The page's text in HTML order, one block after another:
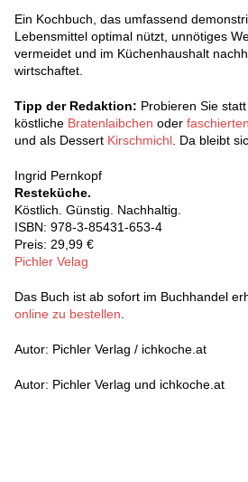
Ein Kochbuch, das umfassend
Lebensmittel optimal nützt, unnötiges
vermeidet und im Küchenhaushalt
wirtschaftet.
Tipp der Redaktion: Probieren Sie
köstliche Bratenlaibchen oder
und als Dessert Kirschmichl. Da bleibt
Ingrid Pernkopf
Resteküche.
Köstlich. Günstig. Nachhaltig.
ISBN: 978-3-85431-653-4
Preis: 29,99 €
Pichler Velag
Das Buch ist ab sofort im Buchhandel
online zu bestellen.
Autor: Pichler Verlag / ichkoche.at
Autor: Pichler Verlag und ichkoche.at